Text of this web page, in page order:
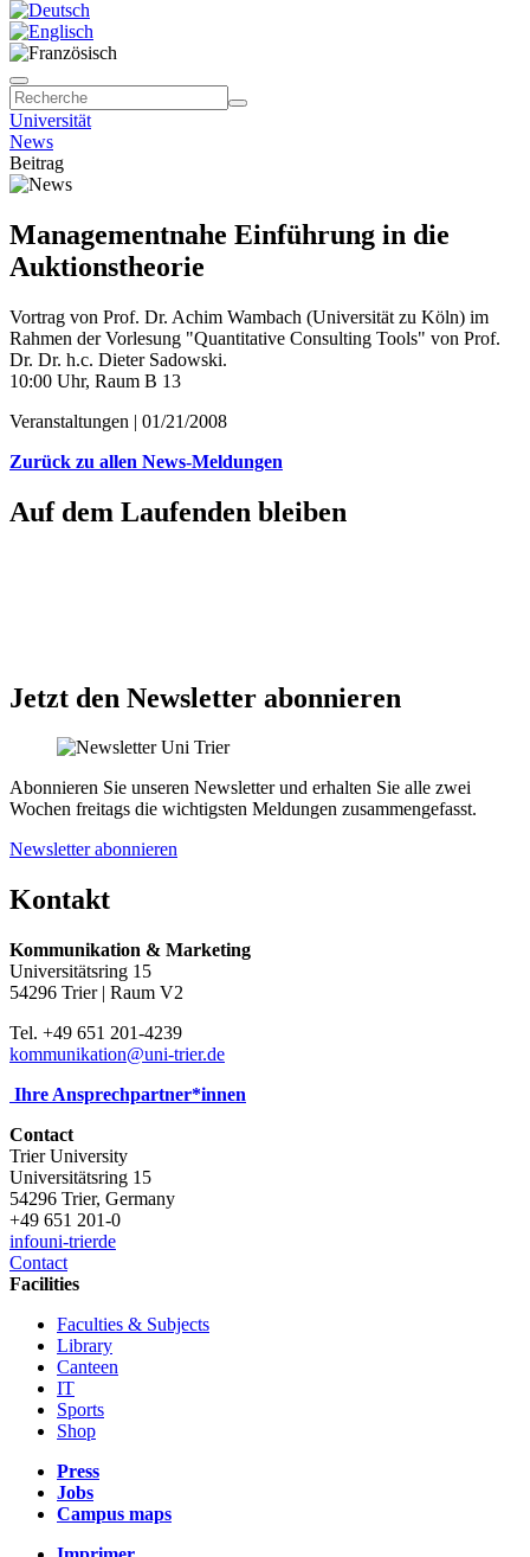
Universität
News
Beitrag
Managementnahe Einführung in die
Auktionstheorie
Vortrag von Prof. Dr. Achim Wambach (Universität zu Köln) im
Rahmen der Vorlesung "Quantitative Consulting Tools" von Prof.
Dr. Dr. h.c. Dieter Sadowski.
10:00 Uhr, Raum B 13
Veranstaltungen | 01/21/2008
Zurück zu allen News-Meldungen
Auf dem Laufenden bleiben
Jetzt den Newsletter abonnieren
Abonnieren Sie unseren Newsletter und erhalten Sie alle zwei
Wochen freitags die wichtigsten Meldungen zusammengefasst.
Newsletter abonnieren
Kontakt
Kommunikation & Marketing
Universitätsring 15
54296 Trier | Raum V2
Tel. +49 651 201-4239
kommunikation@uni-trier.de
Ihre Ansprechpartner*innen
Contact
Trier University
Universitätsring 15
54296 Trier, Germany
+49 651 201-0
infouni-trierde
Contact
Facilities
Faculties & Subjects
Library
Canteen
IT
Sports
Shop
Press
Jobs
Campus maps